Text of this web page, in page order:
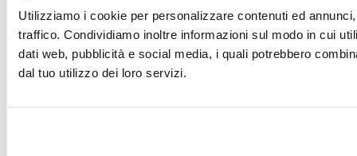
Utilizziamo i cookie per personalizzare contenuti ed
traffico. Condividiamo inoltre informazioni sul modo in cui
dati web, pubblicità e social media, i quali potrebbero
dal tuo utilizzo dei loro servizi.